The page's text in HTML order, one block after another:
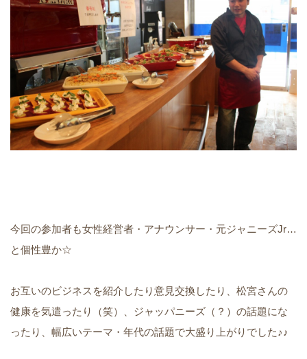
今回の参加者も女性経営者・アナウンサー・元ジャニーズJr…
と個性豊か☆
お互いのビジネスを紹介したり意見交換したり、松宮さんの
健康を気遣ったり（笑）、ジャッパニーズ（？）の話題にな
ったり、幅広いテーマ・年代の話題で大盛り上がりでした♪♪